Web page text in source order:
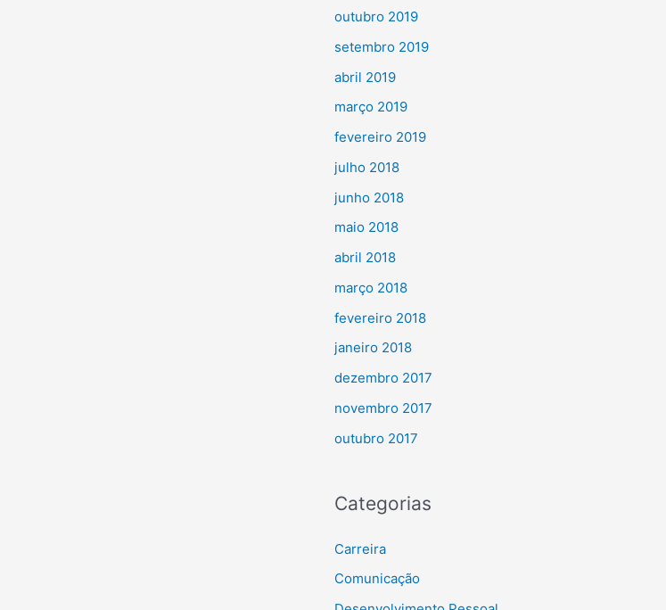
outubro 2019
setembro 2019
abril 2019
março 2019
fevereiro 2019
julho 2018
junho 2018
maio 2018
abril 2018
março 2018
fevereiro 2018
janeiro 2018
dezembro 2017
novembro 2017
outubro 2017
Categorias
Carreira
Comunicação